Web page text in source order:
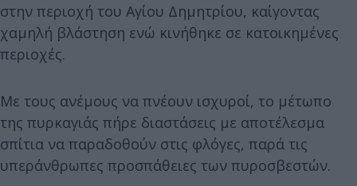
στην περιοχή του Αγίου Δημητρίου, καίγοντας
χαμηλή βλάστηση ενώ κινήθηκε σε κατοικημένες
περιοχές.
Με τους ανέμους να πνέουν ισχυροί, το μέτωπο
της πυρκαγιάς πήρε διαστάσεις με αποτέλεσμα
σπίτια να παραδοθούν στις φλόγες, παρά τις
υπεράνθρωπες προσπάθειες των πυροσβεστών.